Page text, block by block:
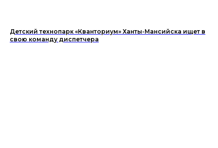
Детский технопарк «Кванториум» Ханты-Мансийска ищет в
свою команду диспетчера